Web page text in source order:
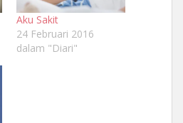
Aku Sakit
24 Februari 2016
dalam "Diari"